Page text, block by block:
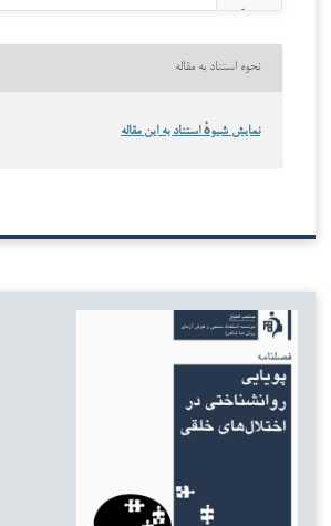
نحوه استناد به مقاله
نمایش شیوهٔ استناد به این مقاله